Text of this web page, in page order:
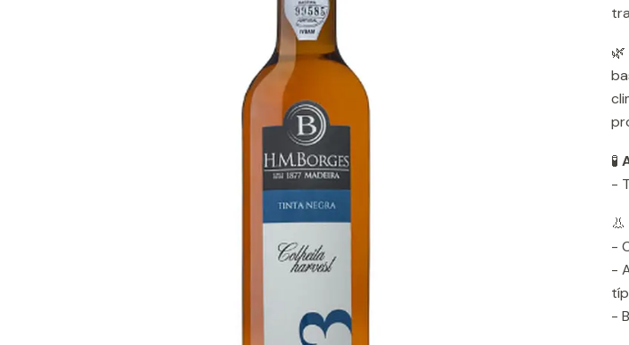
🌿
🧪
-
👃
-
-
-